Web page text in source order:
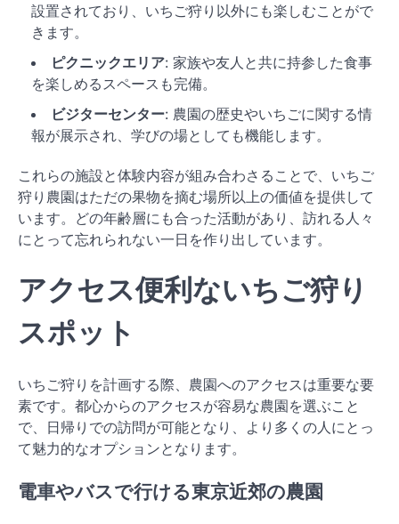
設置されており、いちご狩り以外にも楽しむことがで
きます。
ピクニックエリア: 家族や友人と共に持参した食事
を楽しめるスペースも完備。
ビジターセンター: 農園の歴史やいちごに関する情
報が展示され、学びの場としても機能します。
これらの施設と体験内容が組み合わさることで、いちご
狩り農園はただの果物を摘む場所以上の価値を提供して
います。どの年齢層にも合った活動があり、訪れる人々
にとって忘れられない一日を作り出しています。
アクセス便利ないちご狩り
スポット
いちご狩りを計画する際、農園へのアクセスは重要な要
素です。都心からのアクセスが容易な農園を選ぶこと
で、日帰りでの訪問が可能となり、より多くの人にとっ
て魅力的なオプションとなります。
電車やバスで行ける東京近郊の農園